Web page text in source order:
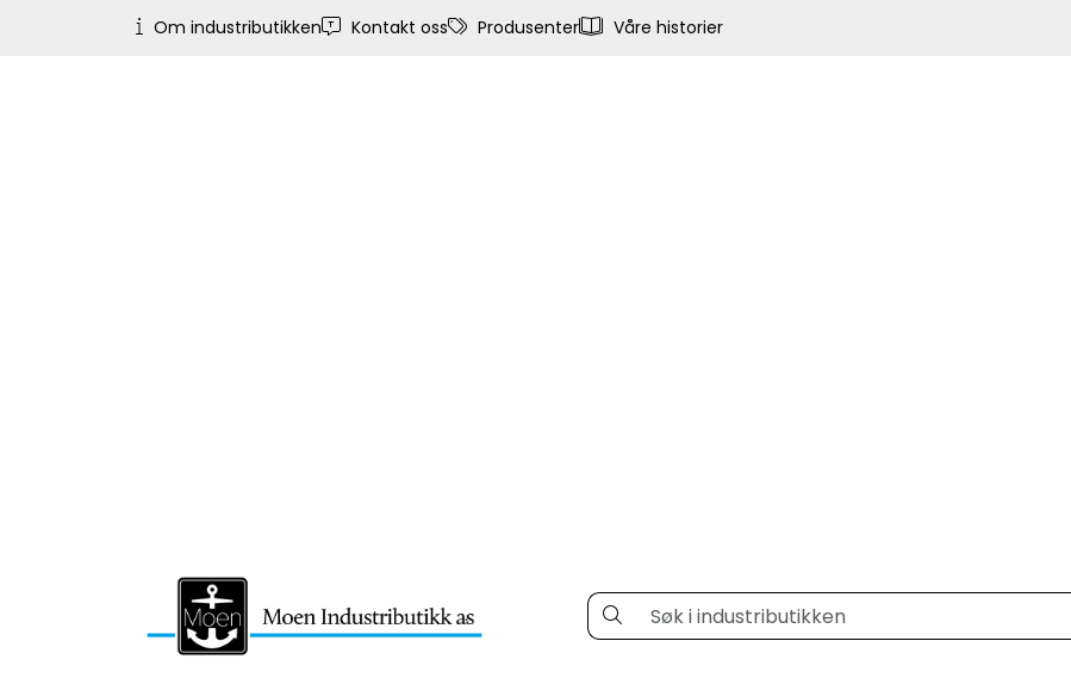
Skip to main content
Om industributikken Kontakt oss Produsenter Våre historier